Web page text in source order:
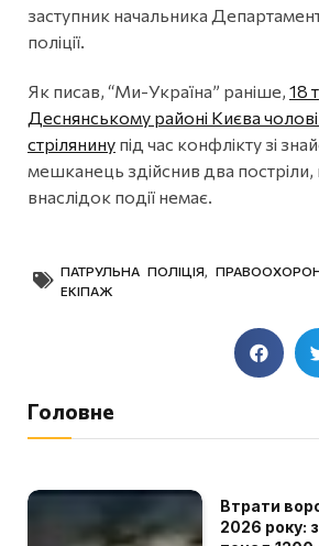
заступник начальника
поліції.
Як писав, “Ми-Україна” раніше, 18
Деснянському районі Києва
стрілянину під час конфлікту зі
мешканець здійснив два постріли,
внаслідок події немає.
ПАТРУЛЬНА ПОЛІЦІЯ
ЕКІПАЖ
Головне
Втрати
2026 року: